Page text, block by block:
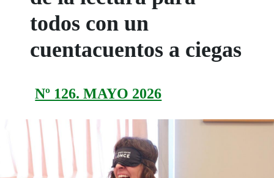
todos con un
cuentacuentos a ciegas
Nº 126. MAYO 2026